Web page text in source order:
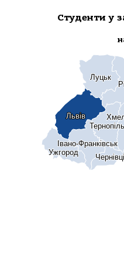
Студенти у
Луцьк
Луцьк
Ужгород
Ужгород
Івано-Франківськ
Івано-Франківськ
Львів
Львів
Тернопіль
Тернопіль
Чернівці
Чернівці